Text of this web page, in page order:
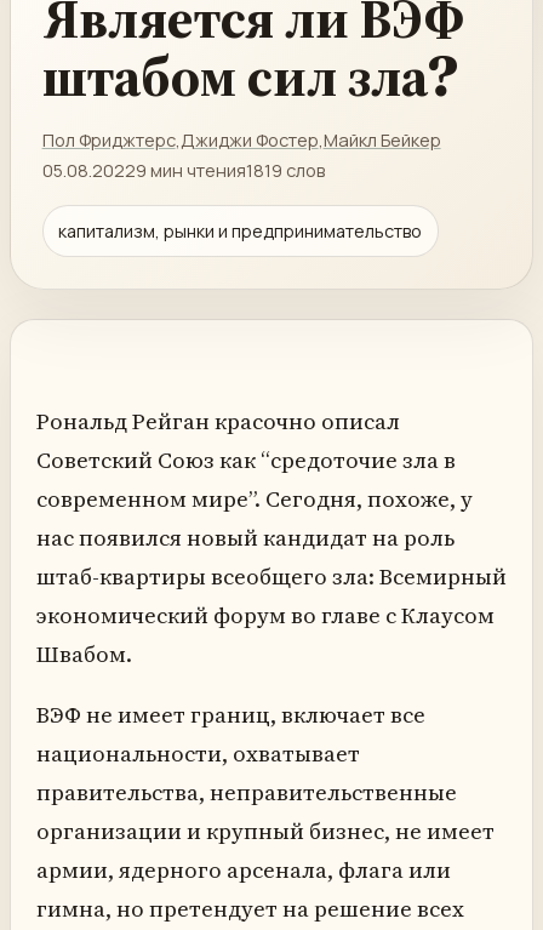
Является ли ВЭФ
штабом сил зла?
Пол Фриджтерс, Джиджи Фостер Майкл Бейкер
05.08.20229 мин чтения1819 слов
капитализм, рынки и предпринимательство
Рональд Рейган красочно описал
Советский Союз как “средоточие зла в
современном мире”. Сегодня, похоже, у
нас появился новый кандидат на роль
штаб-квартиры всеобщего зла: Всемирный
экономический форум во главе с Клаусом
Швабом.
ВЭФ не имеет границ, включает все
национальности, охватывает
правительства, неправительственные
организации и крупный бизнес, не имеет
армии, ядерного арсенала, флага или
гимна, но претендует на решение всех